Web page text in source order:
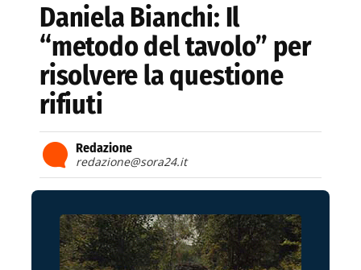
Daniela Bianchi: Il
“metodo del tavolo” per
risolvere la questione
rifiuti
Redazione
redazione@sora24.it